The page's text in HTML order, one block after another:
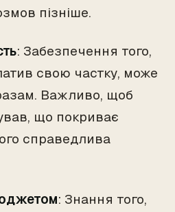
пізніше.
: Забезпечення того,
свою частку, може
Важливо, щоб
що покриває
справедлива
: Знання того,